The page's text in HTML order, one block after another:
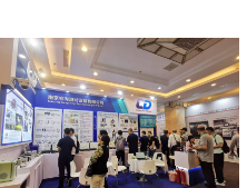
研讨及产品展示等多种形
跃探索合作空间，为电磁
了新动能。产品展示展会